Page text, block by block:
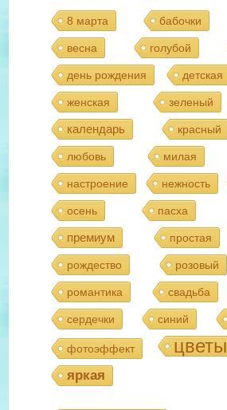
8 марта бабочки
весна голубой
день рождения детская
женская зеленый
календарь красный
любовь милая
настроение нежность
осень пасха
премиум
простая
рождество розовый
романтика свадьба
сердечки синий
фотоэффект цветы
яркая